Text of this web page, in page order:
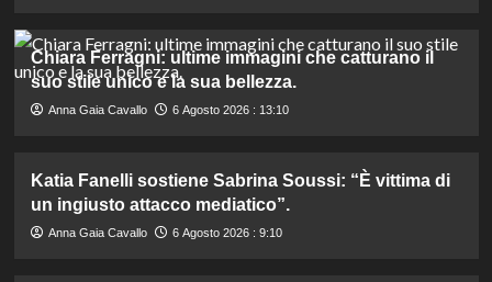
Chiara Ferragni: ultime immagini che catturano il
suo stile unico e la sua bellezza.
Anna Gaia Cavallo 6 Agosto 2026 : 13:10
Katia Fanelli sostiene Sabrina Soussi: “È vittima di
un ingiusto attacco mediatico”.
Anna Gaia Cavallo 6 Agosto 2026 : 9:10